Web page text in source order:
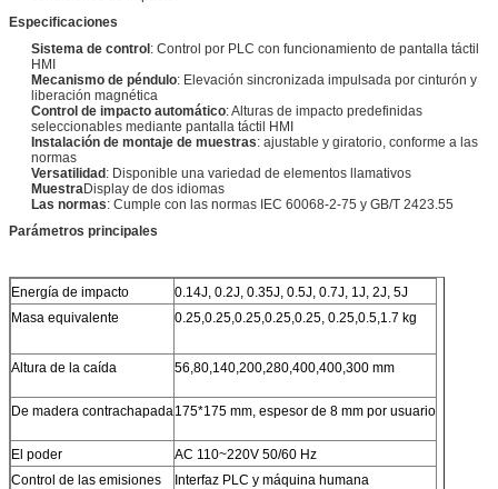
Especificaciones
Sistema de control: Control por PLC con funcionamiento de pantalla táctil
HMI
Mecanismo de péndulo: Elevación sincronizada impulsada por cinturón y
liberación magnética
Control de impacto automático: Alturas de impacto predefinidas
seleccionables mediante pantalla táctil HMI
Instalación de montaje de muestras: ajustable y giratorio, conforme a las
normas
Versatilidad: Disponible una variedad de elementos llamativos
MuestraDisplay de dos idiomas
Las normas: Cumple con las normas IEC 60068-2-75 y GB/T 2423.55
Parámetros principales
Energía de impacto
0.14J, 0.2J, 0.35J, 0.5J, 0.7J, 1J, 2J, 5J
Masa equivalente
0.25,0.25,0.25,0.25,0.25, 0.25,0.5,1.7 kg
Altura de la caída 56,80,140,200,280,400,400,300 mm
De madera contrachapada175*175 mm, espesor de 8 mm por usuario
El poder
AC 110~220V 50/60 Hz
Control de las emisiones
Interfaz PLC y máquina humana